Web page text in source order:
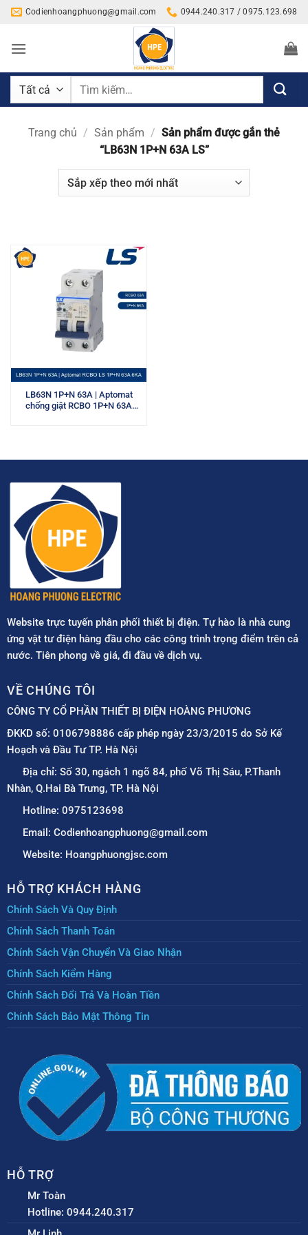
Bỏ
nội
Codienhoangphuong@gmail.com 0944.240.317 / 0975.123.698
Tìm
Trang chủ / Sản phẩm / Sản phẩm được gắn thẻ
“LB63N 1P+N 63A LS”
LB63N 1P+N 63A | Aptomat
chống giật RCBO 1P+N 63A
Website trực tuyến phân phối thiết bị điện. Tự hào là nhà cung
ứng vật tư điện hàng đầu cho các công trình trọng điểm trên cả
nước. Tiên phong về giá, đi đầu về dịch vụ.
VỀ CHÚNG TÔI
CÔNG TY CỔ PHẦN THIẾT BỊ ĐIỆN HOÀNG PHƯƠNG
ĐKKD số: 0106798886 cấp phép ngày 23/3/2015 do Sở Kế
Hoạch và Đầu Tư TP. Hà Nội
Địa chỉ: Số 30, ngách 1 ngõ 84, phố Võ Thị Sáu, P.Thanh
Nhàn, Q.Hai Bà Trưng, TP. Hà Nội
Hotline: 0975123698
Email: Codienhoangphuong@gmail.com
Website: Hoangphuongjsc.com
HỖ TRỢ KHÁCH HÀNG
Chính Sách Và Quy Định
Chính Sách Thanh Toán
Chính Sách Vận Chuyển Và Giao Nhận
Chính Sách Kiểm Hàng
Chính Sách Đổi Trả Và Hoàn Tiền
Chính Sách Bảo Mật Thông Tin
HỖ TRỢ
Mr Toàn
Hotline: 0944.240.317